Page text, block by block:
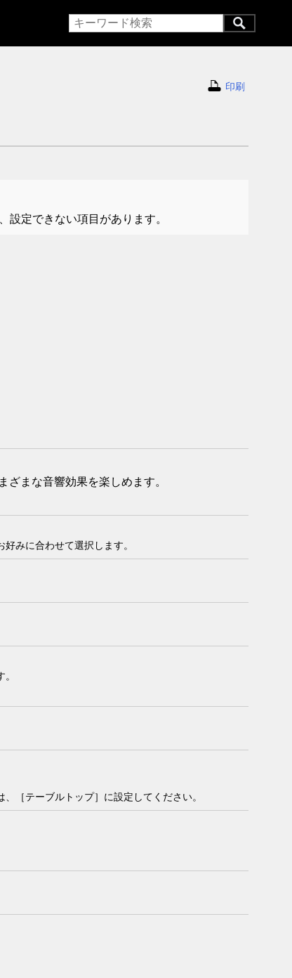
印刷
定できない項目があります。
まな音響効果を楽しめます。
好みに合わせて選択します。
、［テーブルトップ］に設定してください。